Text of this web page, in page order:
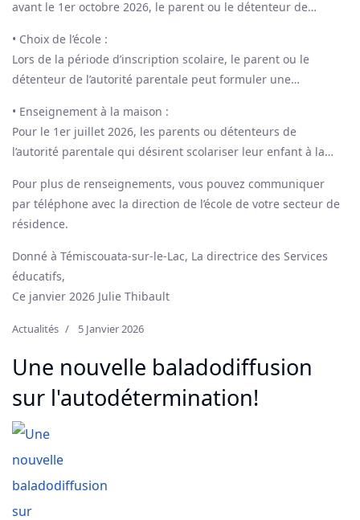
particulièrement aptes à la scolarisation.
avant le 1er octobre 2026, le parent ou le détenteur de
scolaire du Fleuve-et-des-Lacs pour le 4 février 2026, une
demande écrite et signée de dérogation à l’âge d’admission.
• Choix de l’école :
Lors de la période d’inscription scolaire, le parent ou le
détenteur de l’autorité parentale peut formuler une
fréquenter une autre école du Centre de services scolaire.
Ce droit est assujetti aux critères d’inscription des élèves
établis par le Centre de services scolaire du Fleuve-et-des-
Lacs. Les parents ou détenteurs de l’autorité parentale
doivent, s'il y a lieu, s'adresser à l'école de leur lieu de
résidence pour faire une demande d'inscription spécifique
• Enseignement à la maison :
Pour le 1er juillet 2026, les parents ou détenteurs de
l’autorité parentale qui désirent scolariser leur enfant à la
https://www.quebec.ca/education/prescolaire-primaire-et-
secondaire/enseignement-maison
Pour plus de renseignements, vous pouvez communiquer
par téléphone avec la direction de l’école de votre secteur de
résidence.
Donné à Témiscouata-sur-le-Lac, La directrice des Services
éducatifs,
Ce janvier 2026 Julie Thibault
Actualités 5 Janvier 2026
Une nouvelle baladodiffusion
sur l'autodétermination!